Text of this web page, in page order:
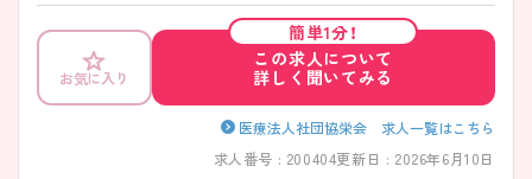
ます。 ご興味ある方には、面接対策ポイントなど、さらに詳細をお話しい
たしますのでお気軽にご相談ください！
お気に入り
簡単1分！
この求人について
詳しく聞いてみる
医療法人社団協栄会 求人一覧はこちら
求人番号 : 200404更新日 : 2026年6月10日